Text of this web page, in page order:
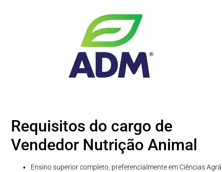
Requisitos do cargo de
Vendedor Nutrição Animal
Ensino superior completo, preferencialmente em Ciências